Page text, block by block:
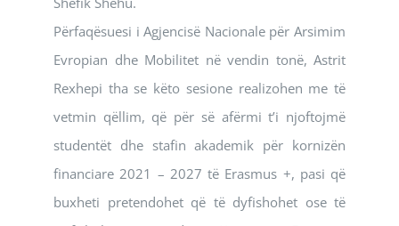
Përfaqësuesi i Agjencisë Nacionale për Arsimim
Evropian dhe Mobilitet në vendin tonë, Astrit
Rexhepi tha se këto sesione realizohen me të
vetmin qëllim, që për së afërmi t’i njoftojmë
studentët dhe stafin akademik për kornizën
financiare 2021 – 2027 të Erasmus +, pasi që
buxheti pretendohet që të dyfishohet ose të